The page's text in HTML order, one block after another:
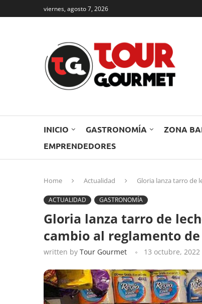
viernes, agosto 7, 2026
INICIO GASTRONOMÍA ZONA
EMPRENDEDORES
Home Actualidad Gloria lanza tarro de
ACTUALIDAD GASTRONOMÍA
Gloria lanza tarro de
cambio al reglamento
written by Tour Gourmet 13 octubre, 2022